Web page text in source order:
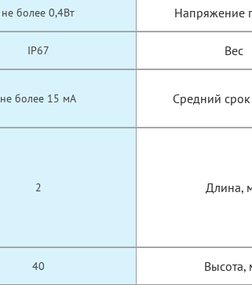
не более 0,4Вт Напряжение
IP67 Вес
не более 15 мА Средний
2 Длина,
40 Высота,